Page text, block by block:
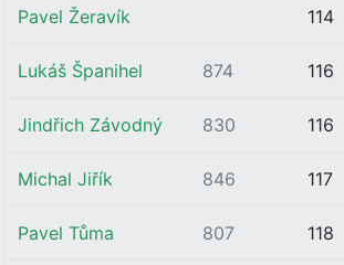
Pavel Žeravík 114
Lukáš Španihel 874 116
Jindřich Závodný 830 116
Michal Jiřík 846 117
Pavel Tůma 807 118